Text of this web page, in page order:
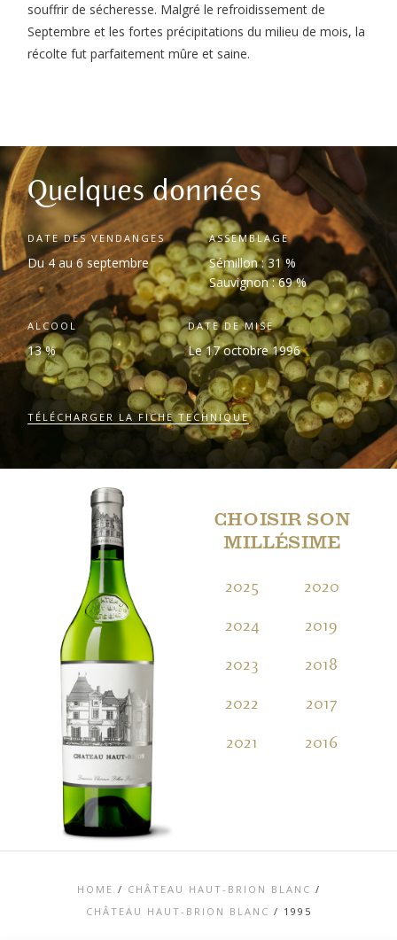
souffrir de sécheresse. Malgré le refroidissement de
Septembre et les fortes précipitations du milieu de mois, la
récolte fut parfaitement mûre et saine.
Quelques données
DATE DES VENDANGES
Du 4 au 6 septembre
ASSEMBLAGE
Sémillon : 31 %
Sauvignon : 69 %
ALCOOL
13 %
DATE DE MISE
Le 17 octobre 1996
TÉLÉCHARGER LA FICHE TECHNIQUE
CHOISIR SON
MILLÉSIME
2025
2024
2023
2022
2021
2020
2019
2018
2017
2016
HOME / CHÂTEAU HAUT-BRION BLANC /
CHÂTEAU HAUT-BRION BLANC / 1995